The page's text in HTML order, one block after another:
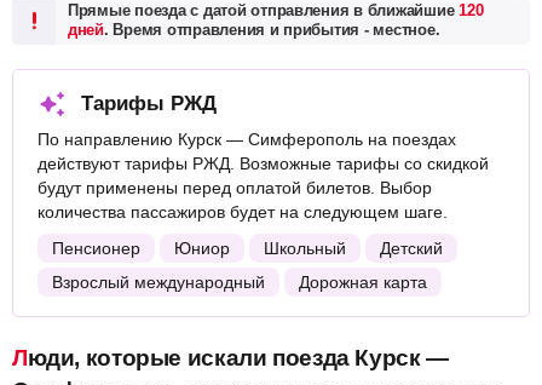
Прямые поезда с датой отправления в ближайшие120
дней. Время отправления и прибытия - местное.
Тарифы РЖД
По направлению Курск — Симферополь на поездах
действуют тарифы РЖД. Возможные тарифы со скидкой
будут применены перед оплатой билетов. Выбор
количества пассажиров будет на следующем шаге.
Пенсионер
Юниор Школьный
Детский
Взрослый международный
Дорожная карта
Люди, которые искали поезда Курск —